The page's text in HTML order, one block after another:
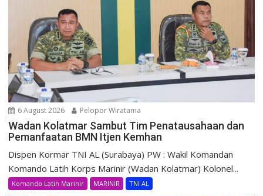
6 August 2026 Pelopor Wiratama
Wadan Kolatmar Sambut Tim Penatausahaan dan
Pemanfaatan BMN Itjen Kemhan
Dispen Kormar TNI AL (Surabaya) PW : Wakil Komandan
Komando Latih Korps Marinir (Wadan Kolatmar) Kolonel...
Komando Latih Marinir MARINIR TNI AL